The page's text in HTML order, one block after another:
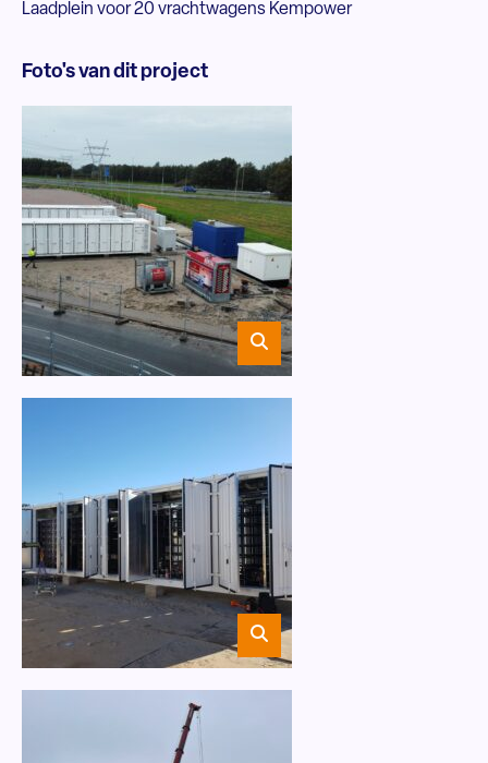
Laadplein voor 20 vrachtwagens Kempower
Foto's van dit project